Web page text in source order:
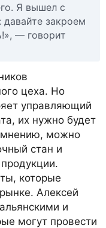
Я вышел с
закроем
— говорит
цеха. Но
управляющий
их нужно будет
мнению, можно
стан и
которые
Алексей
и
могут провести